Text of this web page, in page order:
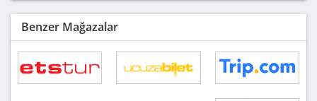
Benzer Mağazalar